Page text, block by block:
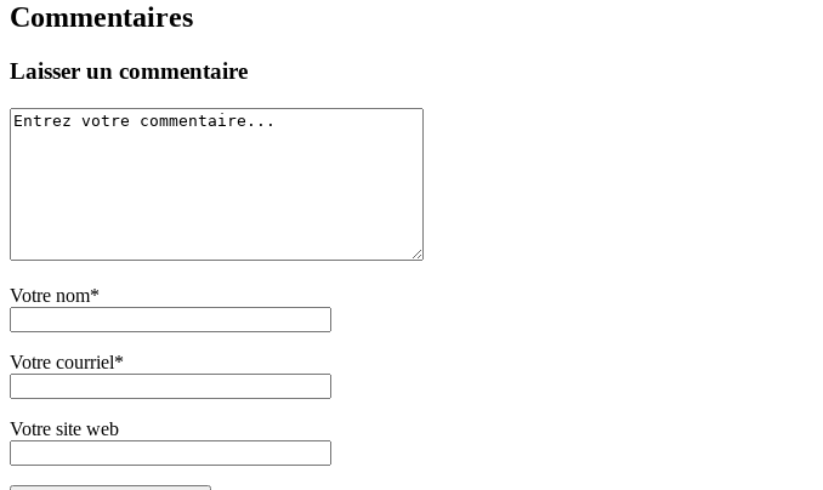
Commentaires
Laisser un commentaire
Votre nom*
Votre courriel*
Votre site web